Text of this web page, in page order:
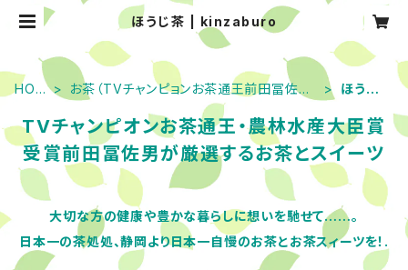
ほうじ茶 | kinzaburo
HOM
お茶（TVチャンピョンお茶通王前田冨佐男
ほうじ
TVチャンピオンお茶通王・農林水産大臣賞
受賞前田冨佐男が厳選するお茶とスイーツ
大切な方の健康や豊かな暮らしに想いを馳せて……。
日本一の茶処処、静岡より日本一自慢のお茶とお茶スィーツを！.